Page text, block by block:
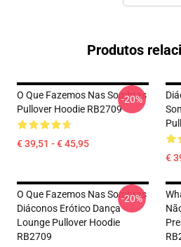
Produtos
O Que Fazemos Nas Sombras
Pullover Hoodie RB2709
€ 39,51 - € 45,95
-20%
€
O Que Fazemos Nas Sombras
Diáconos Erótico Dança
Lounge Pullover Hoodie
RB2709
-20%